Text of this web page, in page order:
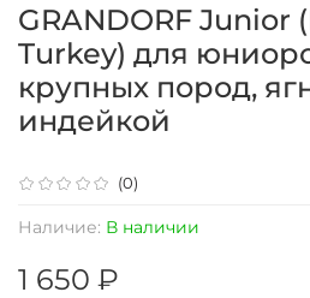
(0)
Наличие: В наличии
GRANDORF Junior
Turkey) для
крупных пород,
индейкой
1 650 ₽